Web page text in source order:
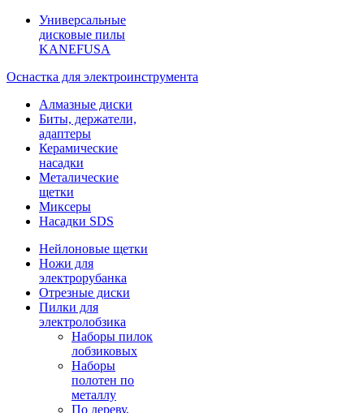
Универсальные
дисковые пилы
KANEFUSA
Оснастка для электроинструмента
Алмазные диски
Биты, держатели,
адаптеры
Керамические
насадки
Металические
щетки
Миксеры
Насадки SDS
Нейлоновые щетки
Ножи для
электрорубанка
Отрезные диски
Пилки для
электролобзика
Наборы пилок
лобзиковых
Наборы
полотен по
металлу
По дереву,